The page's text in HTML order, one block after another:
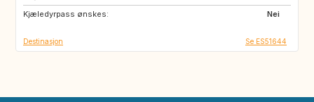
Kjæledyrpass ønskes:
Nei
Destinasjon Se ES51644